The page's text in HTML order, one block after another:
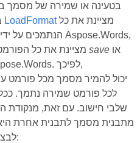
בטעינה או שמירה של מסמך
LoadFormatמציינת את כל
save או
לכל פורמט שמירה נתמך.
שלבי חישוב. עם זאת,
מתבנית מסמך לתבנית אחרת
לבצע אותה בשני שלבים בלבד: